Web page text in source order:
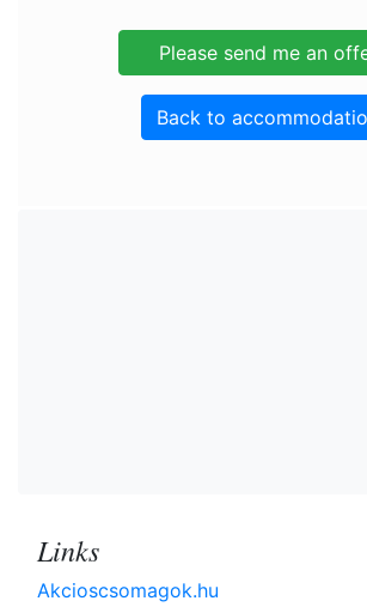
Back to
Links
Akcioscsomagok.hu